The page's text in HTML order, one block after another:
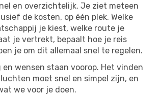
en overzichtelijk. Je ziet meteen
de kosten, op één plek. Welke
je kiest, welke route je
je vertrekt, bepaalt hoe je reis
je om dit allemaal snel te regelen.
wensen staan voorop. Het vinden
moet snel en simpel zijn, en
we voor je doen.